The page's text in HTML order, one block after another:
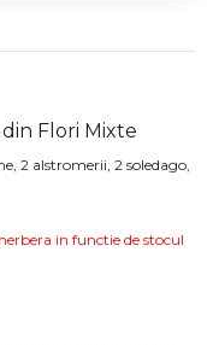
Flori Mixte
2 alstromerii, 2 soledago,
in functie de stocul